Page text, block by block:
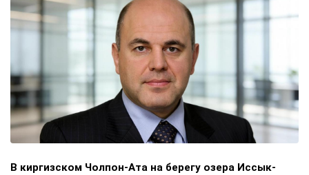
В киргизском Чолпон-Ата на берегу озера Иссык-